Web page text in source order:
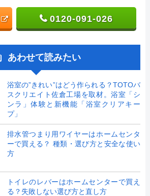
0120-091-026
あわせて読みたい
浴室の”きれい”はどう作られる？TOTOバ
スクリエイト佐倉工場を取材。浴室「シ
ンラ」体験と新機能「浴室クリアキー
プ」
排水管つまり用ワイヤーはホームセンタ
ーで買える？ 種類・選び方と安全な使い
方
トイレのレバーはホームセンターで買え
る？失敗しない選び方と直し方